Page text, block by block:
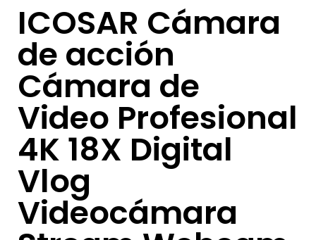
ICOSAR Cámara
de acción
Cámara de
Video Profesional
4K 18X Digital
Vlog
Videocámara